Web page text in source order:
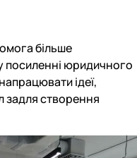
більше
посиленні юридичного
ідеї,
задля створення